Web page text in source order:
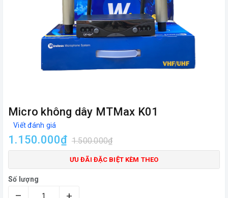
Micro không dây MTMax K01
Viết đánh giá
1.150.000₫ 1.500.000₫
ƯU ĐÃI ĐẶC BIỆT KÈM THEO
Số lượng